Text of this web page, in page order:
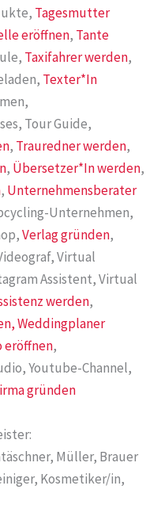
Tagesmutter
eröffnen, Tante
Taxifahrer werden,
Texter*In
Tour Guide,
, Trauredner werden,
, Übersetzer*In werden,
, Unternehmensberater
Unternehmen,
Verlag gründen,
Virtual
Assistent, Virtual
werden,
Weddingplaner
eröffnen,
Youtube-Channel,
gründen
Müller, Brauer
Kosmetiker/in,